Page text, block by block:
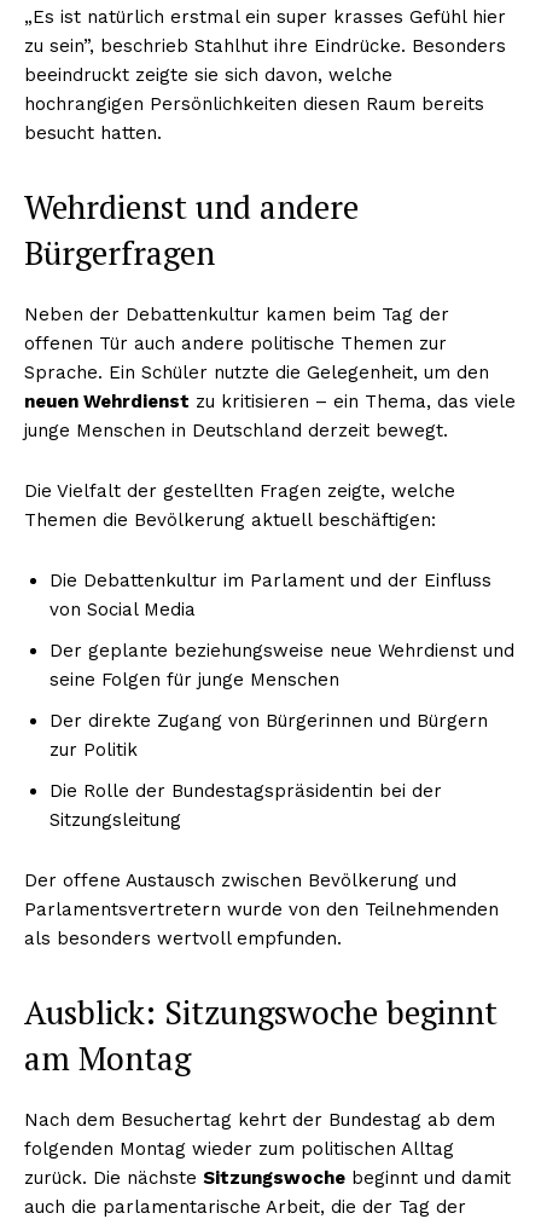
„Es ist natürlich erstmal ein super krasses Gefühl hier
zu sein”, beschrieb Stahlhut ihre Eindrücke. Besonders
beeindruckt zeigte sie sich davon, welche
hochrangigen Persönlichkeiten diesen Raum bereits
besucht hatten.
Wehrdienst und andere
Bürgerfragen
Neben der Debattenkultur kamen beim Tag der
offenen Tür auch andere politische Themen zur
Sprache. Ein Schüler nutzte die Gelegenheit, um den
neuen Wehrdienst zu kritisieren – ein Thema, das viele
junge Menschen in Deutschland derzeit bewegt.
Die Vielfalt der gestellten Fragen zeigte, welche
Themen die Bevölkerung aktuell beschäftigen:
Die Debattenkultur im Parlament und der Einfluss
von Social Media
Der geplante beziehungsweise neue Wehrdienst und
seine Folgen für junge Menschen
Der direkte Zugang von Bürgerinnen und Bürgern
zur Politik
Die Rolle der Bundestagspräsidentin bei der
Sitzungsleitung
Der offene Austausch zwischen Bevölkerung und
Parlamentsvertretern wurde von den Teilnehmenden
als besonders wertvoll empfunden.
Ausblick: Sitzungswoche beginnt
am Montag
Nach dem Besuchertag kehrt der Bundestag ab dem
folgenden Montag wieder zum politischen Alltag
zurück. Die nächste Sitzungswoche beginnt und damit
auch die parlamentarische Arbeit, die der Tag der